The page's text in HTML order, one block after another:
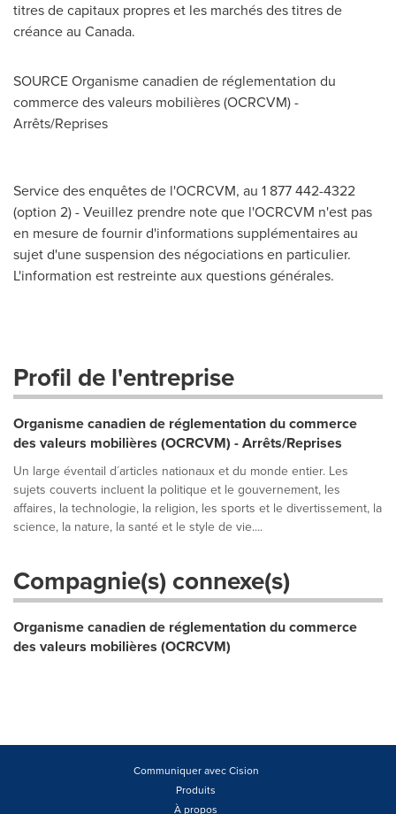
titres de capitaux propres et les marchés des titres de
créance au Canada.
SOURCE Organisme canadien de réglementation du
commerce des valeurs mobilières (OCRCVM) -
Arrêts/Reprises
Service des enquêtes de l'OCRCVM, au 1 877 442-4322
(option 2) - Veuillez prendre note que l'OCRCVM n'est pas
en mesure de fournir d'informations supplémentaires au
sujet d'une suspension des négociations en particulier.
L'information est restreinte aux questions générales.
Profil de l'entreprise
Organisme canadien de réglementation du commerce
des valeurs mobilières (OCRCVM) - Arrêts/Reprises
Un large éventail d´articles nationaux et du monde entier. Les
sujets couverts incluent la politique et le gouvernement, les
affaires, la technologie, la religion, les sports et le divertissement, la
science, la nature, la santé et le style de vie....
Compagnie(s) connexe(s)
Organisme canadien de réglementation du commerce
des valeurs mobilières (OCRCVM)
Communiquer avec Cision
Produits
À propos